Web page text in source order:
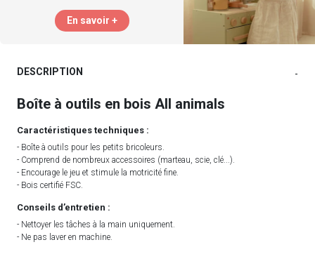
En savoir +
DESCRIPTION -
Boîte à outils en bois All animals
Caractéristiques techniques :
- Boîte à outils pour les petits bricoleurs.
- Comprend de nombreux accessoires (marteau, scie, clé...).
- Encourage le jeu et stimule la motricité fine.
- Bois certifié FSC.
Conseils d’entretien :
- Nettoyer les tâches à la main uniquement.
- Ne pas laver en machine.